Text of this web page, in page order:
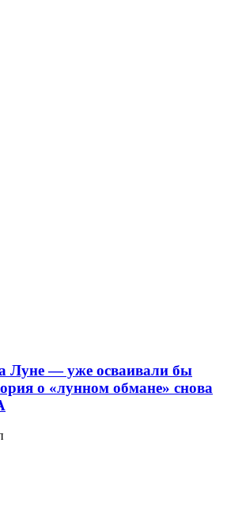
Луне — уже осваивали бы
о «лунном обмане» снова